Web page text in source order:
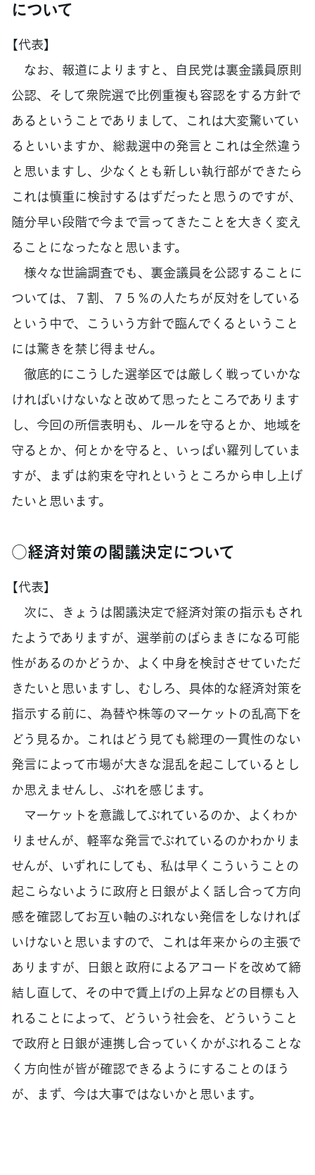
について
【代表】
なお、報道によりますと、自民党は裏金議員原則
公認、そして衆院選で比例重複も容認をする方針で
あるということでありまして、これは大変驚いてい
るといいますか、総裁選中の発言とこれは全然違う
と思いますし、少なくとも新しい執行部ができたら
これは慎重に検討するはずだったと思うのですが、
随分早い段階で今まで言ってきたことを大きく変え
ることになったなと思います。
様々な世論調査でも、裏金議員を公認することに
ついては、７割、７５％の人たちが反対をしている
という中で、こういう方針で臨んでくるということ
には驚きを禁じ得ません。
徹底的にこうした選挙区では厳しく戦っていかな
ければいけないなと改めて思ったところであります
し、今回の所信表明も、ルールを守るとか、地域を
守るとか、何とかを守ると、いっぱい羅列していま
すが、まずは約束を守れというところから申し上げ
たいと思います。
○経済対策の閣議決定について
【代表】
次に、きょうは閣議決定で経済対策の指示もされ
たようでありますが、選挙前のばらまきになる可能
性があるのかどうか、よく中身を検討させていただ
きたいと思いますし、むしろ、具体的な経済対策を
指示する前に、為替や株等のマーケットの乱高下を
どう見るか。これはどう見ても総理の一貫性のない
発言によって市場が大きな混乱を起こしているとし
か思えませんし、ぶれを感じます。
マーケットを意識してぶれているのか、よくわか
りませんが、軽率な発言でぶれているのかわかりま
せんが、いずれにしても、私は早くこういうことの
起こらないように政府と日銀がよく話し合って方向
感を確認してお互い軸のぶれない発信をしなければ
いけないと思いますので、これは年来からの主張で
ありますが、日銀と政府によるアコードを改めて締
結し直して、その中で賃上げの上昇などの目標も入
れることによって、どういう社会を、どういうこと
で政府と日銀が連携し合っていくかがぶれることな
く方向性が皆が確認できるようにすることのほう
が、まず、今は大事ではないかと思います。